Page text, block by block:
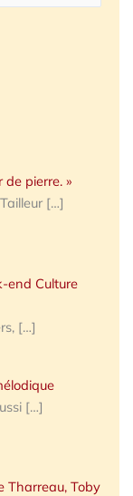
de pierre. »
[…]
end Culture
[…]
[…]
Tharreau, Toby